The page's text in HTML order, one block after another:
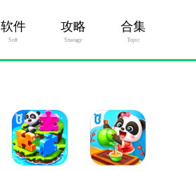
软件
Soft
攻略
Stratagy
合集
Topic